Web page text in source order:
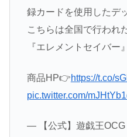
録カードを使用したデ
こちらは全国で行われ
『エレメントセイバー
商品HP👉https://t.co/
pic.twitter.com/
— 【公式】遊戯王OCG